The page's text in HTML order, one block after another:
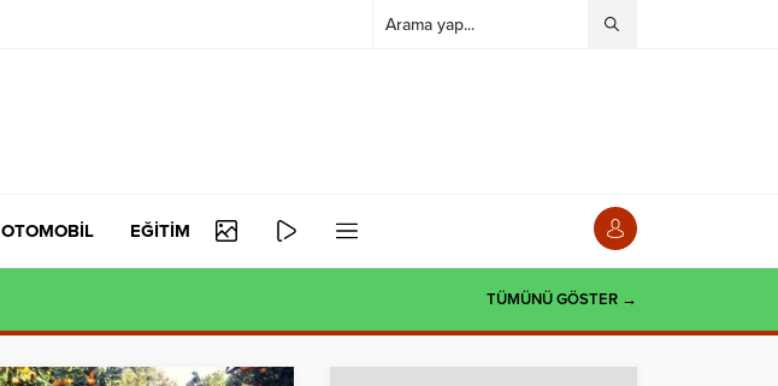
OTOMOBİL EĞİTİM
TÜMÜNÜ GÖSTER →